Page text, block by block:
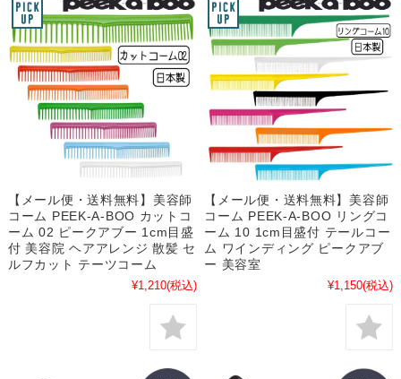
【メール便・送料無料】美容師
コーム PEEK-A-BOO カットコ
ーム 02 ピークアブー 1cm目盛
付 美容院 ヘアアレンジ 散髪 セ
ルフカット テーツコーム
¥1,210(税込)
【メール便・送料無料】美容師
コーム PEEK-A-BOO リングコ
ーム 10 1cm目盛付 テールコー
ム ワインディング ピークアブ
ー 美容室
¥1,150(税込)